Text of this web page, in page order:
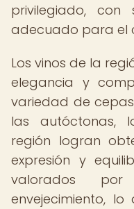
privilegiado,
adecuado para el
Los vinos de la
elegancia y
variedad de
las autóctonas,
región logran
expresión y
valorados
envejecimiento,